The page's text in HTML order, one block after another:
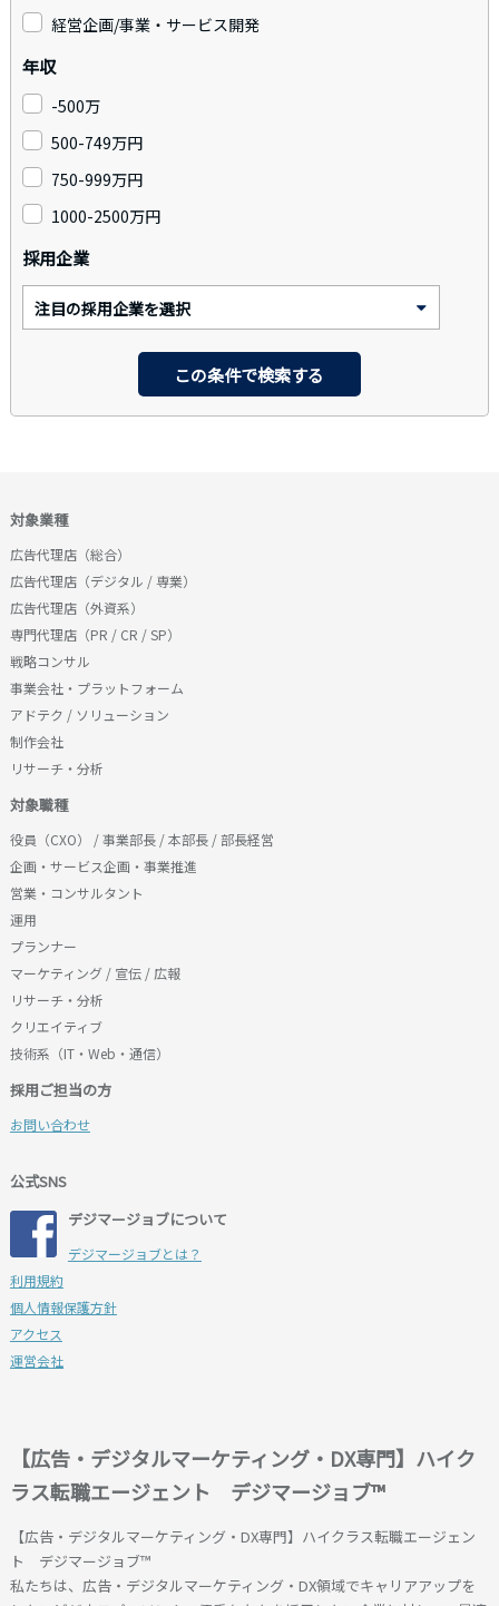
経営企画/事業・サービス開発
年収
-500万
500-749万円
750-999万円
1000-2500万円
採用企業
対象業種
広告代理店（総合）
広告代理店（デジタル / 専業）
広告代理店（外資系）
専門代理店（PR / CR / SP）
戦略コンサル
事業会社・プラットフォーム
アドテク / ソリューション
制作会社
リサーチ・分析
対象職種
役員（CXO） / 事業部長 / 本部長 / 部長経営
企画・サービス企画・事業推進
営業・コンサルタント
運用
プランナー
マーケティング / 宣伝 / 広報
リサーチ・分析
クリエイティブ
技術系（IT・Web・通信）
採用ご担当の方
お問い合わせ
公式SNS
デジマージョブについて
デジマージョブとは？
利用規約
個人情報保護方針
アクセス
運営会社
【広告・デジタルマーケティング・DX専門】ハイク
ラス転職エージェント デジマージョブ™
【広告・デジタルマーケティング・DX専門】ハイクラス転職エージェン
ト デジマージョブ™
私たちは、広告・デジタルマーケティング・DX領域でキャリアアップを